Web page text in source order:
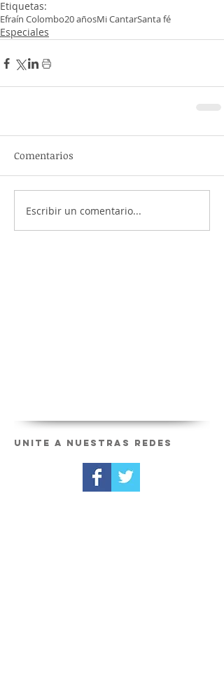
Etiquetas:
Efraín Colombo20 añosMi CantarSanta fé
Especiales
Comentarios
Escribir un comentario...
Unite a nuestras redes